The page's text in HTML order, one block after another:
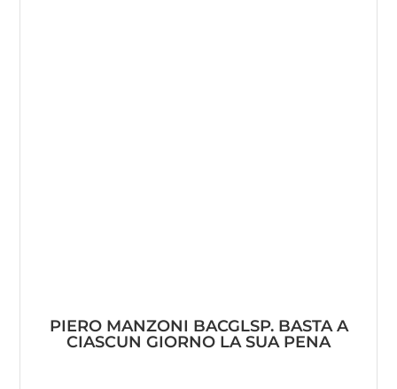
PIERO MANZONI BACGLSP. BASTA A
CIASCUN GIORNO LA SUA PENA